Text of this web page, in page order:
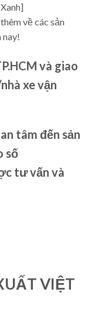
về các sản
nay!
và giao
xe vận
tâm đến sản
số
tư vấn và
VIỆT